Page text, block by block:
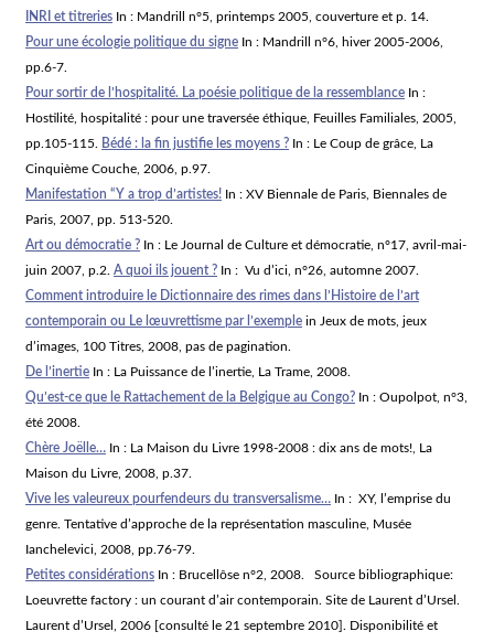
INRI et titreries In : Mandrill n°5, printemps 2005, couverture et p. 14.
Pour une écologie politique du signe In : Mandrill n°6, hiver 2005-2006,
pp.6-7.
Pour sortir de l’hospitalité. La poésie politique de la ressemblance In :
Hostilité, hospitalité : pour une traversée éthique, Feuilles Familiales, 2005,
pp.105-115. Bédé : la fin justifie les moyens ? In : Le Coup de grâce, La
Cinquième Couche, 2006, p.97.
Manifestation “Y a trop d’artistes! In : XV Biennale de Paris, Biennales de
Paris, 2007, pp. 513-520.
Art ou démocratie ? In : Le Journal de Culture et démocratie, n°17, avril-mai-
juin 2007, p.2.A quoi ils jouent ? In : Vu d’ici, n°26, automne 2007.
Comment introduire le Dictionnaire des rimes dans l’Histoire de l’art
contemporain ou Le lœuvrettisme par l’exemple in Jeux de mots, jeux
d’images, 100 Titres, 2008, pas de pagination.
De l’inertie In : La Puissance de l’inertie, La Trame, 2008.
Qu’est-ce que le Rattachement de la Belgique au Congo? In : Oupolpot, n°3,
été 2008.
Chère Joëlle… In : La Maison du Livre 1998-2008 : dix ans de mots!, La
Maison du Livre, 2008, p.37.
Vive les valeureux pourfendeurs du transversalisme… In : XY, l’emprise du
genre. Tentative d’approche de la représentation masculine, Musée
Ianchelevici, 2008, pp.76-79.
Petites considérations In : Brucellôse n°2, 2008. Source bibliographique:
Loeuvrette factory : un courant d’air contemporain. Site de Laurent d’Ursel.
Laurent d’Ursel, 2006 [consulté le 21 septembre 2010]. Disponibilité et